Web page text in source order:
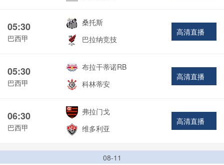
05:30
巴西甲
桑托斯
巴拉纳竞技
高清直播
05:30
巴西甲
布拉干蒂诺RB
科林蒂安
高清直播
06:30
巴西甲
弗拉门戈
维多利亚
高清直播
08-11